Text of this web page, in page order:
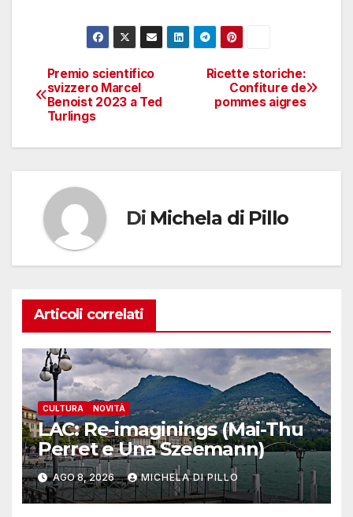
Navigazione
articoli
Ricette storiche:
Confiture de
pommes aigres
Premio scientifico
svizzero Marcel
Benoist 2023 a Ted
Turlings
Di Michela di Pillo
Articoli correlati
CULTURA NOVITÀ
LAC: Re-imaginings (Mai-Thu
Perret e Una Szeemann)
AGO 8, 2026 MICHELA DI PILLO